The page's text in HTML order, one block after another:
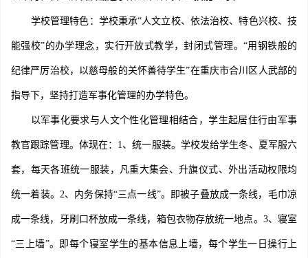
学校管理特色：学校秉承“人文立校、依法治校、特色兴校、技
能强校”的办学理念，实行开放式教学，封闭式管理。“用钢铁般的
纪律严厉治校，以慈母般的关怀善待学生”在重庆市合川区人武部的
指导下，坚持打造军事化管理的办学特色。
以军事化要求与人文个性化管理相结合，学生起居住行由军事
教官跟踪管理。体现在：1、统一服装。学校发给学生冬、夏军服六
套，每天各班统一服装，凡重大集会、升旗仪式、外出活动权限均
统一着装。2、内务保持“三点一线”。即被子叠放成一条线，毛巾凉
成一条线，牙刷口杯放成一条线，箱包衣物存放统一地点。3、寝室
“三上墙”。即每个寝室学生的基本信息上墙，每个学生一日操行上